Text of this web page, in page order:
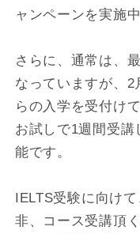
ャンペーンを実施
さらに、通常は、
なっていますが、
らの入学を受付けて
お試しで1週間受
能です。
IELTS受験に向け
非、コース受講頂